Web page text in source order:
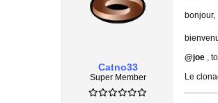
Catno33
Super Member
bonjour,
@joe ,
Le